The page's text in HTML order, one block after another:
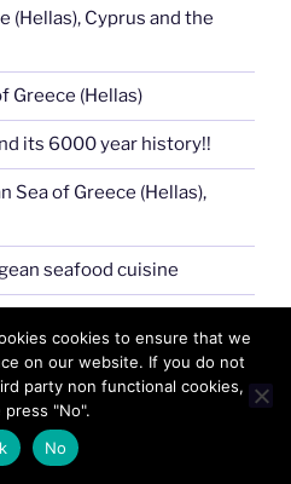
(Hellas), Cyprus and the
Greece (Hellas)
its 6000 year history!!
Sea of Greece (Hellas),
seafood cuisine
Cyprus and the Greek
Culture with
cookies to ensure that we
on our website. If you do not
party non functional cookies,
press "No".
No